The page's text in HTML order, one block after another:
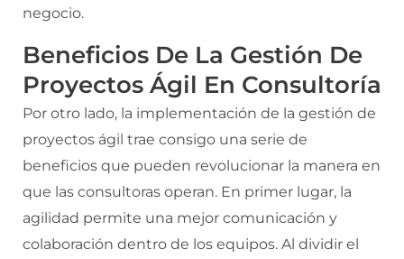
negocio.
Beneficios De La Gestión De
Proyectos Ágil En Consultoría
Por otro lado, la implementación de la gestión de
proyectos ágil trae consigo una serie de
beneficios que pueden revolucionar la manera en
que las consultoras operan. En primer lugar, la
agilidad permite una mejor comunicación y
colaboración dentro de los equipos. Al dividir el